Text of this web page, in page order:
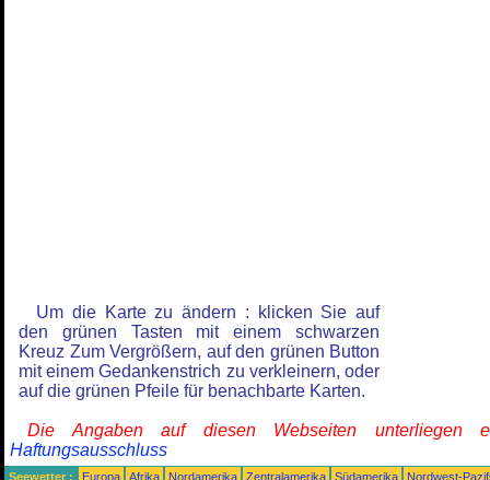
Um die Karte zu ändern : klicken Sie auf
den grünen Tasten mit einem schwarzen
Kreuz Zum Vergrößern, auf den grünen Button
mit einem Gedankenstrich zu verkleinern, oder
auf die grünen Pfeile für benachbarte Karten.
Die Angaben auf diesen Webseiten unterliegen
Haftungsausschluss
Seewetter : Europa Afrika Nordamerika Zentralamerika Südamerika
Nordwest-